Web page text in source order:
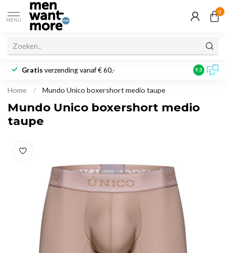
MENU
0
Gratis verzending vanaf € 60,- 9.3
Home / Mundo Unico boxershort medio taupe
Mundo Unico boxershort medio
taupe